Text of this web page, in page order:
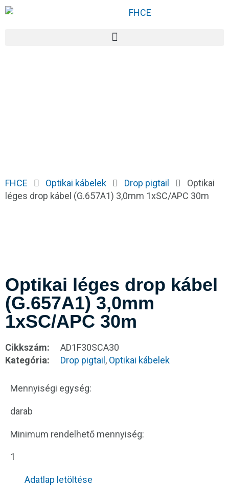
FHCE Optikai kábelek Drop pigtail
Optikai
léges drop kábel (G.657A1) 3,0mm 1xSC/APC 30m
Optikai léges drop kábel
(G.657A1) 3,0mm
1xSC/APC 30m
Cikkszám:
AD1F30SCA30
Kategória:
Drop pigtail, Optikai kábelek
Mennyiségi egység:
darab
Minimum rendelhető mennyiség:
1
Adatlap letöltése